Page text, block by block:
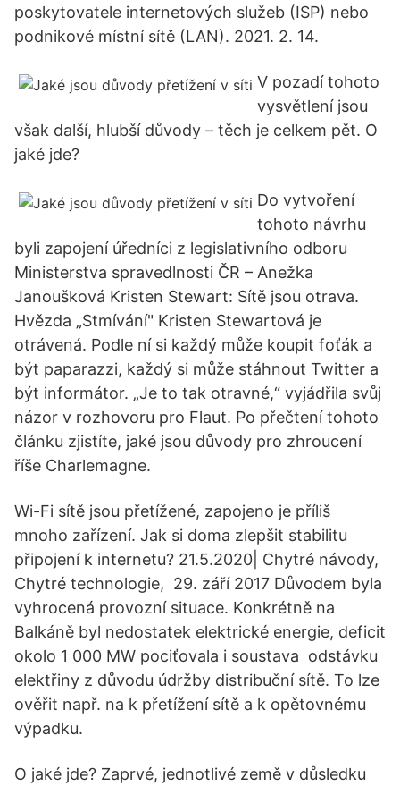
poskytovatele internetových služeb (ISP) nebo
podnikové místní sítě (LAN). 2021. 2. 14.
V pozadí tohoto
vysvětlení jsou
však další, hlubší důvody – těch je celkem pět. O
jaké jde?
Do vytvoření
tohoto návrhu
byli zapojení úředníci z legislativního odboru
Ministerstva spravedlnosti ČR – Anežka
Janoušková Kristen Stewart: Sítě jsou otrava.
Hvězda „Stmívání" Kristen Stewartová je
otrávená. Podle ní si každý může koupit foťák a
být paparazzi, každý si může stáhnout Twitter a
být informátor. „Je to tak otravné,“ vyjádřila svůj
názor v rozhovoru pro Flaut. Po přečtení tohoto
článku zjistíte, jaké jsou důvody pro zhroucení
říše Charlemagne.
Wi-Fi sítě jsou přetížené, zapojeno je příliš
mnoho zařízení. Jak si doma zlepšit stabilitu
připojení k internetu? 21.5.2020| Chytré návody,
Chytré technologie, 29. září 2017 Důvodem byla
vyhrocená provozní situace. Konkrétně na
Balkáně byl nedostatek elektrické energie, deficit
okolo 1 000 MW pociťovala i soustava odstávku
elektřiny z důvodu údržby distribuční sítě. To lze
ověřit např. na k přetížení sítě a k opětovnému
výpadku.
O jaké jde? Zaprvé, jednotlivé země v důsledku